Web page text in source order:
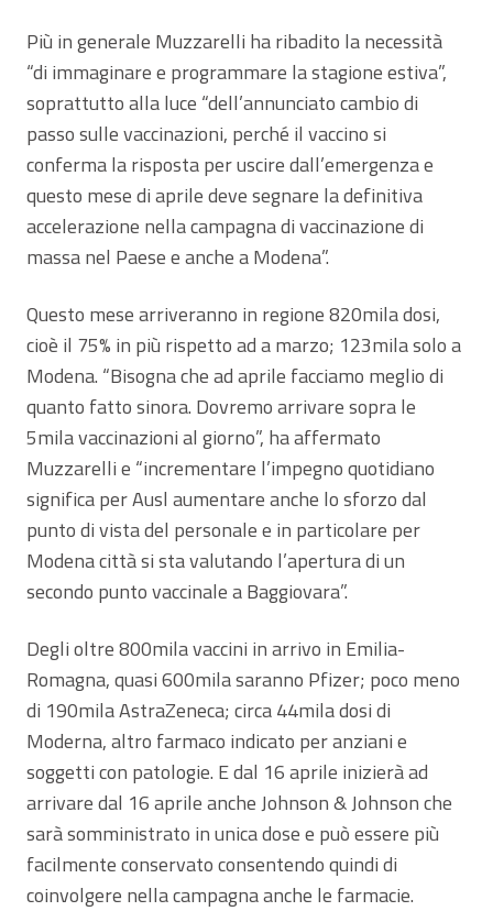
Più in generale Muzzarelli ha ribadito la necessità
“di immaginare e programmare la stagione estiva”,
soprattutto alla luce “dell’annunciato cambio di
passo sulle vaccinazioni, perché il vaccino si
conferma la risposta per uscire dall’emergenza e
questo mese di aprile deve segnare la definitiva
accelerazione nella campagna di vaccinazione di
massa nel Paese e anche a Modena”.
Questo mese arriveranno in regione 820mila dosi,
cioè il 75% in più rispetto ad a marzo; 123mila solo a
Modena. “Bisogna che ad aprile facciamo meglio di
quanto fatto sinora. Dovremo arrivare sopra le
5mila vaccinazioni al giorno”, ha affermato
Muzzarelli e “incrementare l’impegno quotidiano
significa per Ausl aumentare anche lo sforzo dal
punto di vista del personale e in particolare per
Modena città si sta valutando l’apertura di un
secondo punto vaccinale a Baggiovara”.
Degli oltre 800mila vaccini in arrivo in Emilia-
Romagna, quasi 600mila saranno Pfizer; poco meno
di 190mila AstraZeneca; circa 44mila dosi di
Moderna, altro farmaco indicato per anziani e
soggetti con patologie. E dal 16 aprile inizierà ad
arrivare dal 16 aprile anche Johnson & Johnson che
sarà somministrato in unica dose e può essere più
facilmente conservato consentendo quindi di
coinvolgere nella campagna anche le farmacie.